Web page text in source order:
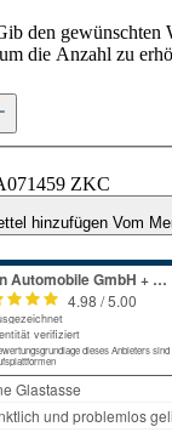
den gewünschten
die Anzahl zu
ZKC
hinzufügen Vom